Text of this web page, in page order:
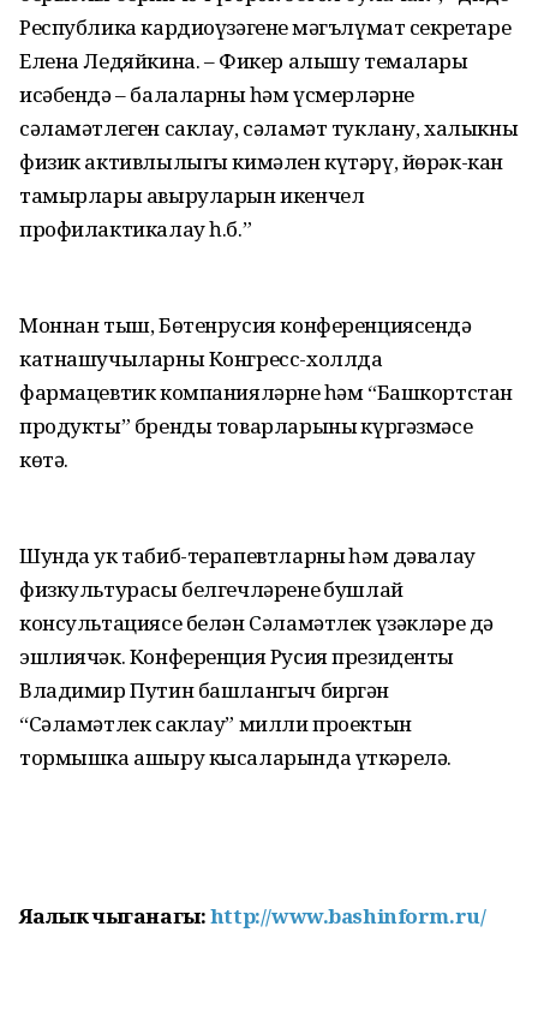
Республика кардиоүзәгенең мәгълүмат секретаре
Елена Ледяйкина. – Фикер алышу темалары
исәбендә – балаларның һәм үсмерләрнең
сәламәтлеген саклау, сәламәт туклану, халыкның
физик активлылыгы кимәлен күтәрү, йөрәк-кан
тамырлары авыруларын икенчел
профилактикалау һ.б.”
Моннан тыш, Бөтенрусия конференциясендә
катнашучыларны Конгресс-холлда
фармацевтик компанияләрнең һәм “Башкортстан
продукты” бренды товарларының күргәзмәсе
көтә.
Шунда ук табиб-терапевтларның һәм дәвалау
физкультурасы белгечләренең бушлай
консультациясе белән Сәламәтлек үзәкләре дә
эшлиячәк. Конференция Русия президенты
Владимир Путин башлангыч биргән
“Сәламәтлек саклау” милли проектын
тормышка ашыру кысаларында үткәрелә.
Яңалык чыганагы:http://www.bashinform.ru/